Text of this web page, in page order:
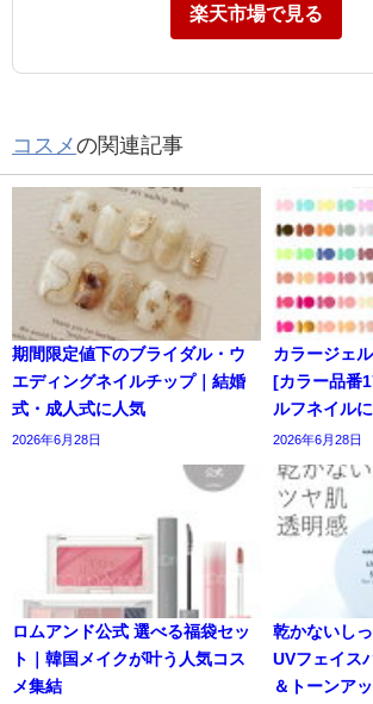
楽天市場で見る
コスメの関連記事
期間限定値下のブライダル・ウ
エディングネイルチップ｜結婚
式・成人式に人気
2026年6月28日
カラージェ
[カラー品番
ルフネイル
2026年6月28日
ロムアンド公式 選べる福袋セッ
ト｜韓国メイクが叶う人気コス
メ集結
乾かないし
UVフェイス
＆トーンア